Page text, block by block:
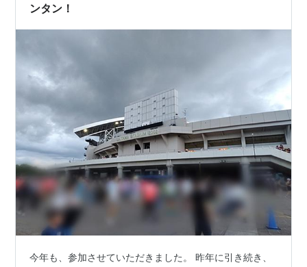
ンタン！
今年も、参加させていただきました。 昨年に引き続き、